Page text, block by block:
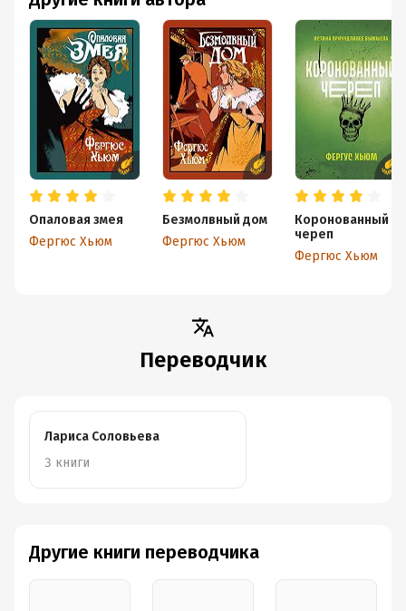
Опаловая змея
Фергюс Хьюм
Безмолвный дом
Фергюс Хьюм
Коронованный
череп
Фергюс Хьюм
Переводчик
Лариса Соловьева
3 книги
Другие книги переводчика